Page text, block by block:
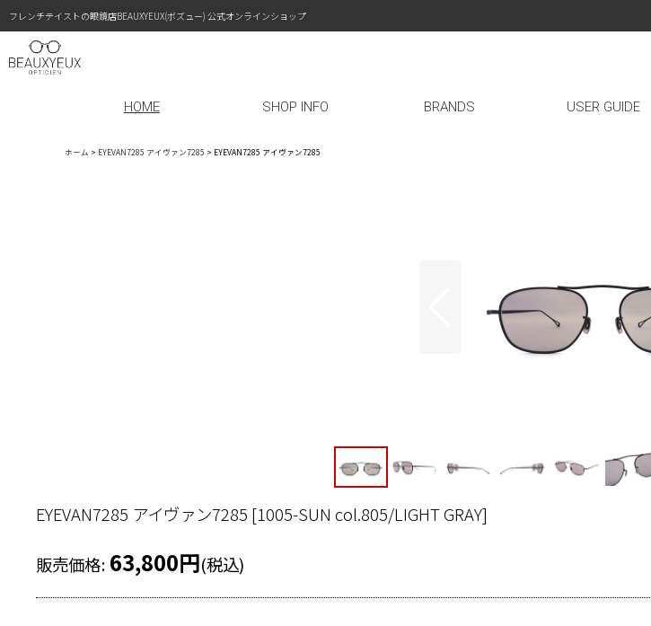
フレンチテイストの眼鏡店BEAUXYEUX(ボズュー) 公式オンラインショップ
HOME SHOP INFO BRANDS USER GUIDE
ホーム > EYEVAN7285 アイヴァン7285 > EYEVAN7285 アイヴァン7285
EYEVAN7285 アイヴァン7285 [1005-SUN col.805/LIGHT GRAY]
販売価格: 63,800円(税込)